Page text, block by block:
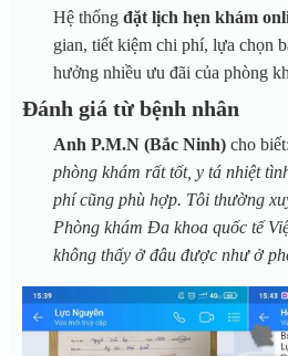
Hệ thống đặt lịch hẹn khám
gian, tiết kiệm chi phí, lựa chọn
hưởng nhiều ưu đãi của phòng
Đánh giá từ bệnh nhân
Anh P.M.N (Bắc Ninh) cho
phòng khám rất tốt, y tá nhiệt
phí cũng phù hợp. Tôi thường
Phòng khám Đa khoa quốc tế
không thấy ở đâu được như ở